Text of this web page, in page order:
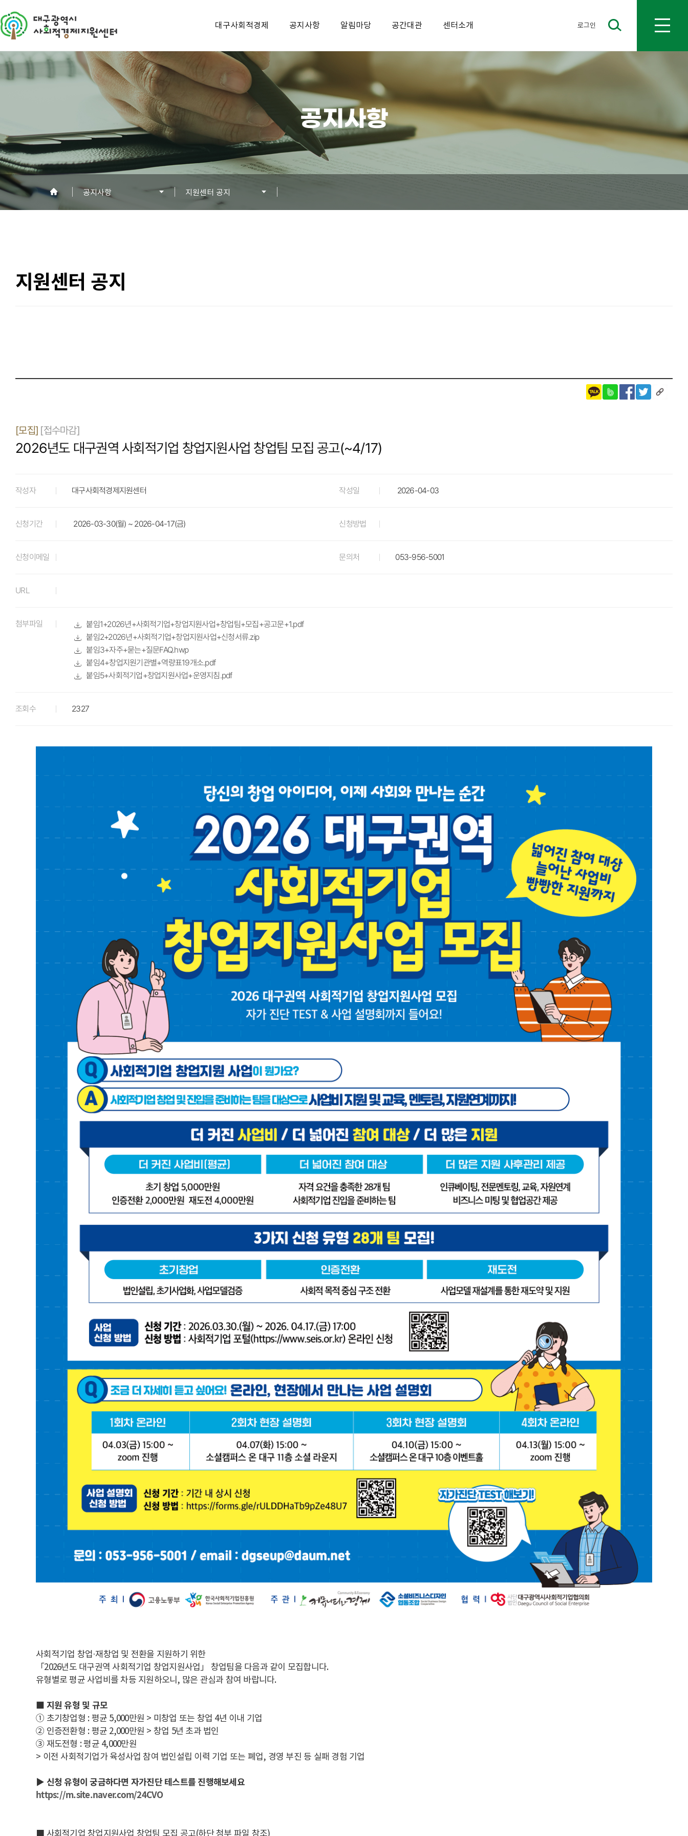
대구사회적경제 공지사항 알림마당 공간대관 센터소개 로그인
menu
toggle
공지사항
공지사항 지원센터 공지
지원센터 공지
[모집] [접수마감]
2026년도 대구권역 사회적기업 창업지원사업 창업팀 모집 공고(~4/17)
작성자 대구사회적경제지원센터 작성일 2026-04-03
신청기간 2026-03-30(월) ~ 2026-04-17(금) 신청방법
신청이메일 문의처 053-956-5001
URL
첨부파일
붙임1+2026년+사회적기업+창업지원사업+창업팀+모집+공고문+1.pdf
붙임2+2026년+사회적기업+창업지원사업+신청서류.zip
붙임3+자주+묻는+질문FAQ.hwp
붙임4+창업지원기관별+역량표19개소.pdf
붙임5+사회적기업+창업지원사업+운영지침.pdf
조회수 2327
사회적기업 창업·재창업 및 전환을 지원하기 위한
「2026년도 대구권역 사회적기업 창업지원사업」 창업팀을 다음과 같이 모집합니다.
유형별로 평균 사업비를 차등 지원하오니, 많은 관심과 참여 바랍니다.
■ 지원 유형 및 규모
① 초기창업형 : 평균 5,000만원 > 미창업 또는 창업 4년 이내 기업
② 인증전환형 : 평균 2,000만원 > 창업 5년 초과 법인
③ 재도전형 : 평균 4,000만원
> 이전 사회적기업가 육성사업 참여 법인설립 이력 기업 또는 폐업, 경영 부진 등 실패 경험 기업
▶ 신청 유형이 궁금하다면 자가진단 테스트를 진행해보세요
https://m.site.naver.com/24CVO
■ 사회적기업 창업지원사업 창업팀 모집 공고(하단 첨부 파일 참조)